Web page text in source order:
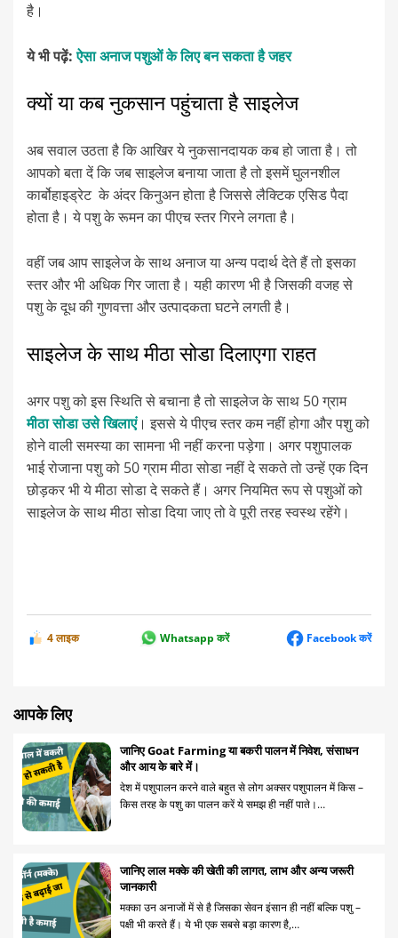
है।
ये भी पढ़ें:ऐसा अनाज पशुओं के लिए बन सकता है जहर
क्यों या कब नुकसान पहुंचाता है साइलेज
अब सवाल उठता है कि आखिर ये नुकसानदायक कब हो जाता है। तो
आपको बता दें कि जब साइलेज बनाया जाता है तो इसमें घुलनशील
कार्बोहाइड्रेट के अंदर किनुअन होता है जिससे लैक्टिक एसिड पैदा
होता है। ये पशु के रूमन का पीएच स्तर गिरने लगता है।
वहीं जब आप साइलेज के साथ अनाज या अन्य पदार्थ देते हैं तो इसका
स्तर और भी अधिक गिर जाता है। यही कारण भी है जिसकी वजह से
पशु के दूध की गुणवत्ता और उत्पादकता घटने लगती है।
साइलेज के साथ मीठा सोडा दिलाएगा राहत
अगर पशु को इस स्थिति से बचाना है तो साइलेज के साथ 50 ग्राम
मीठा सोडा उसे खिलाएं। इससे ये पीएच स्तर कम नहीं होगा और पशु को
होने वाली समस्या का सामना भी नहीं करना पड़ेगा। अगर पशुपालक
भाई रोजाना पशु को 50 ग्राम मीठा सोडा नहीं दे सकते तो उन्हें एक दिन
छोड़कर भी ये मीठा सोडा दे सकते हैं। अगर नियमित रूप से पशुओं को
साइलेज के साथ मीठा सोडा दिया जाए तो वे पूरी तरह स्वस्थ रहेंगे।
4 लाइक Whatsapp करें Facebook करें
आपके लिए
जानिए Goat Farming या बकरी पालन में निवेश, संसाधन
और आय के बारे में।
देश में पशुपालन करने वाले बहुत से लोग अक्सर पशुपालन में किस –
किस तरह के पशु का पालन करें ये समझ ही नहीं पाते।…
जानिए लाल मक्के की खेती की लागत, लाभ और अन्य जरूरी
जानकारी
मक्का उन अनाजों में से है जिसका सेवन इंसान ही नहीं बल्कि पशु –
पक्षी भी करते हैं। ये भी एक सबसे बड़ा कारण है,…